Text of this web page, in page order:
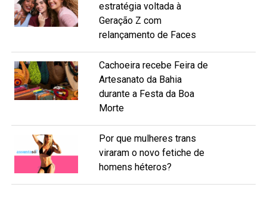
estratégia voltada à
Geração Z com
relançamento de Faces
Cachoeira recebe Feira de
Artesanato da Bahia
durante a Festa da Boa
Morte
Por que mulheres trans
viraram o novo fetiche de
homens héteros?